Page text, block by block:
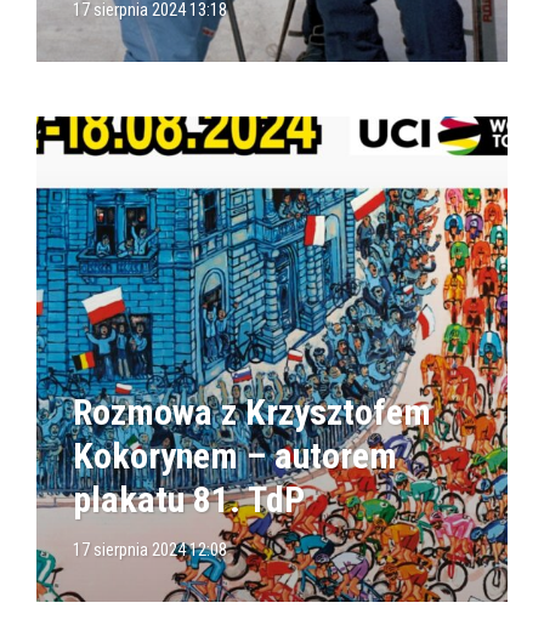
17 sierpnia 2024 13:18
Rozmowa z Krzysztofem
Kokorynem – autorem
plakatu 81. TdP
17 sierpnia 2024 12:08